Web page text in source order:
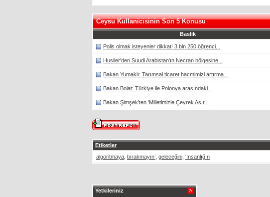
Ceysu Kullanicisinin Son 5 Konusu
Baslik
Polis olmak isteyenler dikkat! 3 bin 250 öğrenci...
Husiler'den Suudi Arabistan'ın Necran bölgesine...
Bakan Yumaklı: Tarımsal ticaret hacmimizi artırma...
Bakan Bolat: Türkiye ile Polonya arasındaki...
Bakan Şimşek'ten 'Milletimizle Çeyrek Asır,...
Etiketler
algoritmaya bırakmayın’ geleceğini ‘İnsanlığın
Yetkileriniz